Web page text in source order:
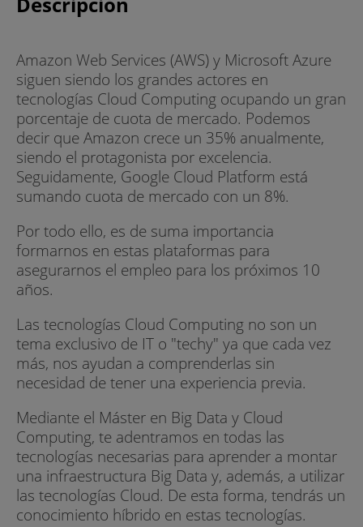
Amazon Web Services (AWS) y Microsoft Azure
siguen siendo los grandes actores en
tecnologías Cloud Computing ocupando un gran
porcentaje de cuota de mercado. Podemos
decir que Amazon crece un 35% anualmente,
siendo el protagonista por excelencia.
Seguidamente, Google Cloud Platform está
sumando cuota de mercado con un 8%.
Por todo ello, es de suma importancia
formarnos en estas plataformas para
asegurarnos el empleo para los próximos 10
años.
Las tecnologías Cloud Computing no son un
tema exclusivo de IT o "techy" ya que cada vez
más, nos ayudan a comprenderlas sin
necesidad de tener una experiencia previa.
Mediante el Máster en Big Data y Cloud
Computing, te adentramos en todas las
tecnologías necesarias para aprender a montar
una infraestructura Big Data y, además, a utilizar
las tecnologías Cloud. De esta forma, tendrás un
conocimiento híbrido en estas tecnologías.